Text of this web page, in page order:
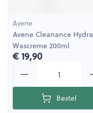
Avene
Avene Cleanance Hydra
Wascreme 200ml
€ 19,90
Bestel